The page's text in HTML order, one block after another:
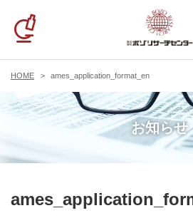
HOME ames_application_format_en
お知らせ